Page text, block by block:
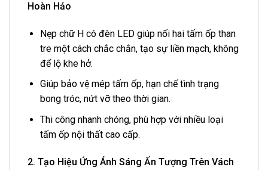
Hoàn Hảo
Nẹp chữ H có đèn LED giúp nối hai tấm ốp than
tre một cách chắc chắn, tạo sự liền mạch, không
để lộ khe hở.
Giúp bảo vệ mép tấm ốp, hạn chế tình trạng
bong tróc, nứt vỡ theo thời gian.
Thi công nhanh chóng, phù hợp với nhiều loại
tấm ốp nội thất cao cấp.
2. Tạo Hiệu Ứng Ánh Sáng Ấn Tượng Trên Vách